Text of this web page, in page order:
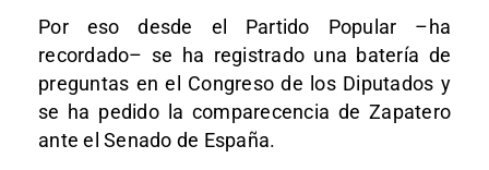
Por eso desde el Partido Popular –ha
recordado– se ha registrado una batería de
preguntas en el Congreso de los Diputados y
se ha pedido la comparecencia de Zapatero
ante el Senado de España.